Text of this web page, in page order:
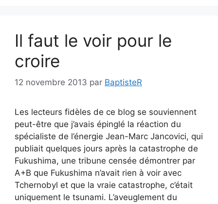
Il faut le voir pour le
croire
12 novembre 2013 par BaptisteR
Les lecteurs fidèles de ce blog se souviennent
peut-être que j’avais épinglé la réaction du
spécialiste de l’énergie Jean-Marc Jancovici, qui
publiait quelques jours après la catastrophe de
Fukushima, une tribune censée démontrer par
A+B que Fukushima n’avait rien à voir avec
Tchernobyl et que la vraie catastrophe, c’était
uniquement le tsunami. L’aveuglement du